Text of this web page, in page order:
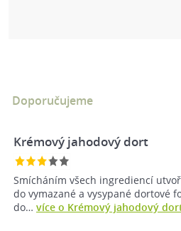
Doporučujeme
Krémový jahodový dort
Smícháním všech ingrediencí
do vymazané a vysypané dortové
do… více o Krémový jahodový